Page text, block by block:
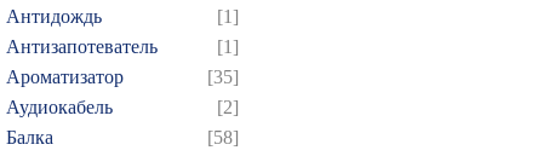
Антидождь
[1]
Антизапотеватель
[1]
Ароматизатор
[35]
Аудиокабель
[2]
Балка
[58]